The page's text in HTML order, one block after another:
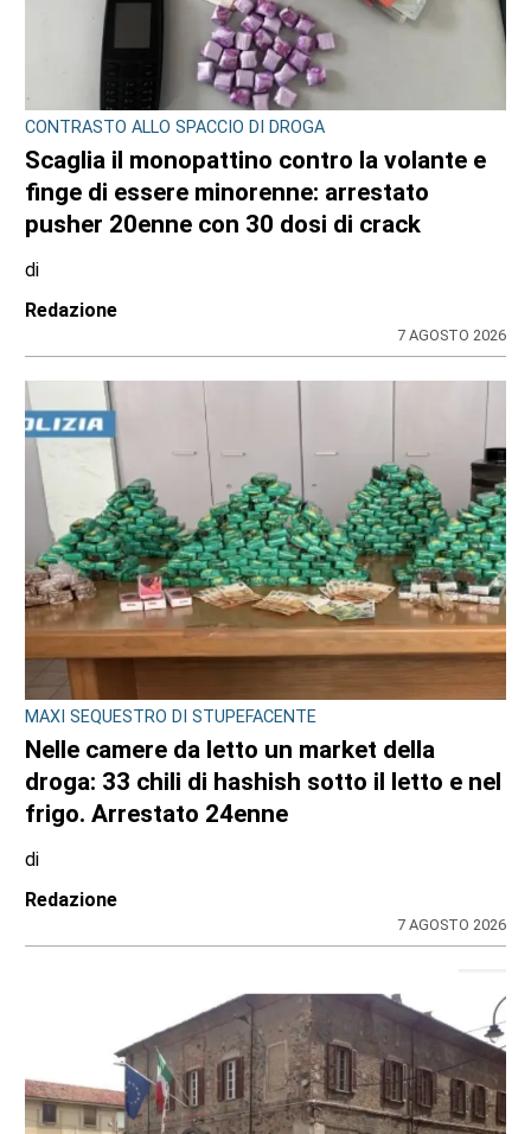
CONTRASTO ALLO SPACCIO DI DROGA
Scaglia il monopattino contro la volante e
finge di essere minorenne: arrestato
pusher 20enne con 30 dosi di crack
di
Redazione
7 AGOSTO 2026
MAXI SEQUESTRO DI STUPEFACENTE
Nelle camere da letto un market della
droga: 33 chili di hashish sotto il letto e nel
frigo. Arrestato 24enne
di
Redazione
7 AGOSTO 2026